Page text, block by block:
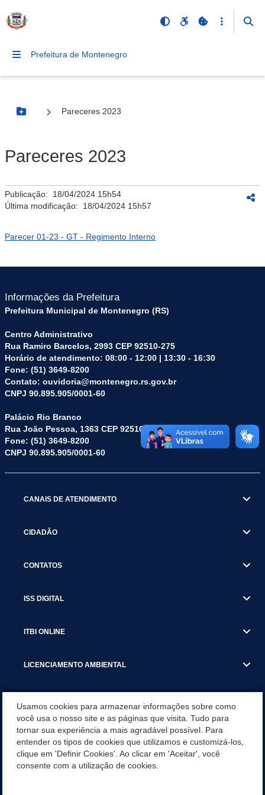
Prefeitura de Montenegro
Botão Menu
Pareceres 2023
Pareceres 2023
Publicação: 18/04/2024 15h54
Última modificação: 18/04/2024 15h57
Parecer 01-23 - GT - Regimento Interno
Informações da Prefeitura
Prefeitura Municipal de Montenegro (RS)
Centro Administrativo
Rua Ramiro Barcelos, 2993 CEP 92510-275
Horário de atendimento: 08:00 - 12:00 | 13:30 - 16:30
Fone: (51) 3649-8200
Contato: ouvidoria@montenegro.rs.gov.br
CNPJ 90.895.905/0001-60
Palácio Rio Branco
Rua João Pessoa, 1363 CEP 92510-045
Fone: (51) 3649-8200
CNPJ 90.895.905/0001-60
CANAIS DE ATENDIMENTO
CIDADÃO
CONTATOS
ISS DIGITAL
ITBI ONLINE
LICENCIAMENTO AMBIENTAL
SERVIÇOS
SERVIÇOS DO DEPARTAMENTO DE RECEITA MUNICIPAL
Usamos cookies para armazenar informações sobre como
você usa o nosso site e as páginas que visita. Tudo para
tornar sua experiência a mais agradável possível. Para
entender os tipos de cookies que utilizamos e customizá-los,
clique em 'Definir Cookies'. Ao clicar em 'Aceitar', você
consente com a utilização de cookies.